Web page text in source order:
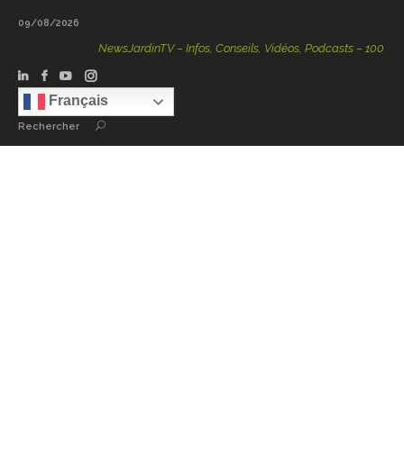
09/08/2026
NewsJardinTV – Infos, Conseils, Vidéos, Podcasts – 100 %
Français
Rechercher